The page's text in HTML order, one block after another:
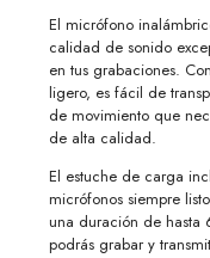
El micrófono
calidad de sonido
en tus grabaciones.
ligero, es fácil de
de movimiento que
de alta calidad.
El estuche de carga
micrófonos siempre
una duración de hasta
podrás grabar y